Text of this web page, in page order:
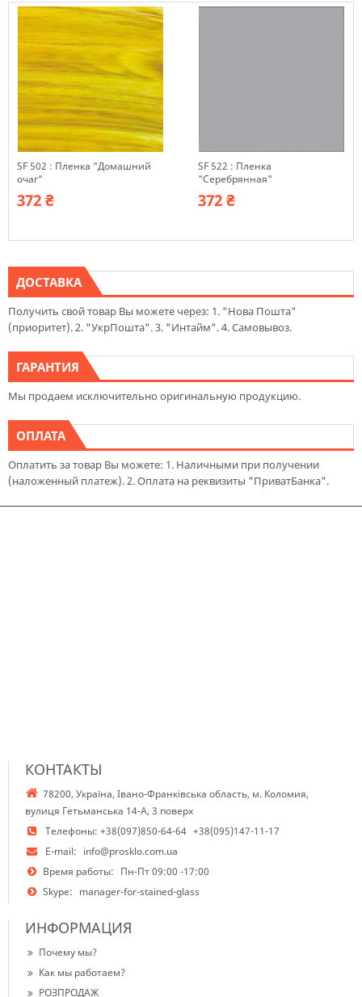
SF 502 : Пленка "Домашний
очаг"
372 ₴
SF 522 : Пленка
"Серебрянная"
372 ₴
ДОСТАВКА
Получить свой товар Вы можете через: 1. "Нова Пошта"
(приоритет). 2. "УкрПошта". 3. "Интайм". 4. Самовывоз.
ГАРАНТИЯ
Мы продаем исключительно оригинальную продукцию.
ОПЛАТА
Оплатить за товар Вы можете: 1. Наличными при получении
(наложенный платеж). 2. Оплата на реквизиты "ПриватБанка".
КОНТАКТЫ
78200, Україна, Івано-Франківська область, м. Коломия,
вулиця Гетьманська 14-А, 3 поверх
Телефоны: +38(097)850-64-64 +38(095)147-11-17
E-mail: info@prosklo.com.ua
Время работы: Пн-Пт 09:00 -17:00
Skype: manager-for-stained-glass
ИНФОРМАЦИЯ
Почему мы?
Как мы работаем?
РОЗПРОДАЖ